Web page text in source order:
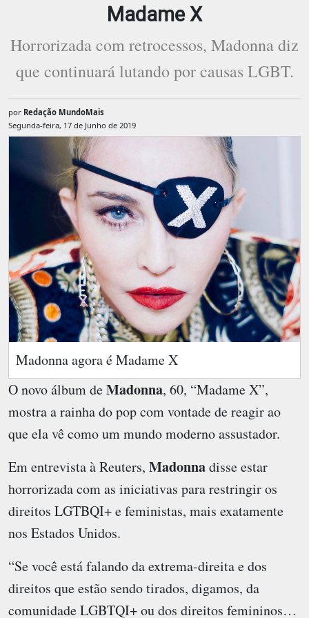
Madame X
Horrorizada com retrocessos, Madonna diz
que continuará lutando por causas LGBT.
por Redação MundoMais
Segunda-feira, 17 de Junho de 2019
Madonna agora é Madame X
O novo álbum deMadonna, 60, “Madame X”,
mostra a rainha do pop com vontade de reagir ao
que ela vê como um mundo moderno assustador.
Em entrevista à Reuters, Madonnadisse estar
horrorizada com as iniciativas para restringir os
direitos LGTBQI+ e feministas, mais exatamente
nos Estados Unidos.
“Se você está falando da extrema-direita e dos
direitos que estão sendo tirados, digamos, da
comunidade LGBTQI+ ou dos direitos femininos…